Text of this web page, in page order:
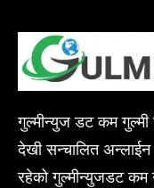
गुल्मीन्युज डट कम गुल्मी
देखी सन्चालित
रहेको गुल्मीन्युजडट कम